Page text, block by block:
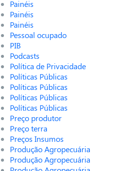
Painéis
Painéis
Painéis
Pessoal ocupado
PIB
Podcasts
Política de Privacidade
Políticas Públicas
Políticas Públicas
Políticas Públicas
Políticas Públicas
Preço produtor
Preço terra
Preços Insumos
Produção Agropecuária
Produção Agropecuária